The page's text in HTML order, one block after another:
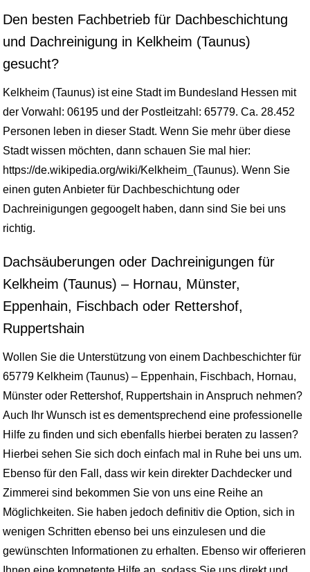
Den besten Fachbetrieb für Dachbeschichtung
und Dachreinigung in Kelkheim (Taunus)
gesucht?
Kelkheim (Taunus) ist eine Stadt im Bundesland Hessen mit
der Vorwahl: 06195 und der Postleitzahl: 65779. Ca. 28.452
Personen leben in dieser Stadt. Wenn Sie mehr über diese
Stadt wissen möchten, dann schauen Sie mal hier:
https://de.wikipedia.org/wiki/Kelkheim_(Taunus). Wenn Sie
einen guten Anbieter für Dachbeschichtung oder
Dachreinigungen gegoogelt haben, dann sind Sie bei uns
richtig.
Dachsäuberungen oder Dachreinigungen für
Kelkheim (Taunus) – Hornau, Münster,
Eppenhain, Fischbach oder Rettershof,
Ruppertshain
Wollen Sie die Unterstützung von einem Dachbeschichter für
65779 Kelkheim (Taunus) – Eppenhain, Fischbach, Hornau,
Münster oder Rettershof, Ruppertshain in Anspruch nehmen?
Auch Ihr Wunsch ist es dementsprechend eine professionelle
Hilfe zu finden und sich ebenfalls hierbei beraten zu lassen?
Hierbei sehen Sie sich doch einfach mal in Ruhe bei uns um.
Ebenso für den Fall, dass wir kein direkter Dachdecker und
Zimmerei sind bekommen Sie von uns eine Reihe an
Möglichkeiten. Sie haben jedoch definitiv die Option, sich in
wenigen Schritten ebenso bei uns einzulesen und die
gewünschten Informationen zu erhalten. Ebenso wir offerieren